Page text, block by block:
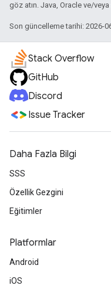
göz atın. Java, Oracle ve/veya
Son güncelleme tarihi: 2026-
Stack Overflow
GitHub
Discord
Issue Tracker
Daha Fazla Bilgi
SSS
Özellik Gezgini
Eğitimler
Platformlar
Android
iOS